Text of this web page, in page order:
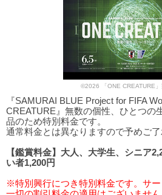
©2026 「ONE CREATURE
『SAMURAI BLUE Project for FIFA
CREATURE』無数の個性、ひとつの
品のため特別料金です。
通常料金とは異なりますので予めご了
【鑑賞料金】大人、大学生、シニア
い者1,200円
※特別興行につき特別料金です。サ